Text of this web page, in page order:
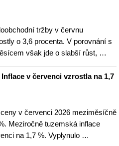
tržby v červnu
o 3,6 procenta. V porovnání s
však jde o slabší růst, …
v červenci vzrostla na 1,7
v červenci 2026 meziměsíčně
Meziročně tuzemská inflace
na 1,7 %. Vyplynulo …